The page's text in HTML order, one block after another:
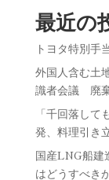
最近の
トヨタ特別手
外国人含む土
識者会議 廃
「千回落し
発、料理引き
国産LNG船建
はどうすべき